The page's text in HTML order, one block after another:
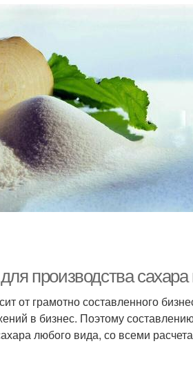
производства сахара
от грамотно составленного
в бизнес. Поэтому
любого вида, со всеми